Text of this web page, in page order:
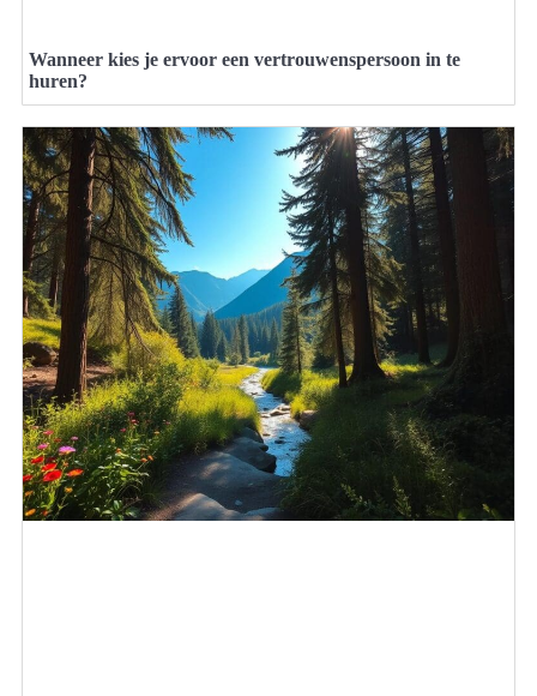
Wanneer kies je ervoor een vertrouwenspersoon in te
huren?